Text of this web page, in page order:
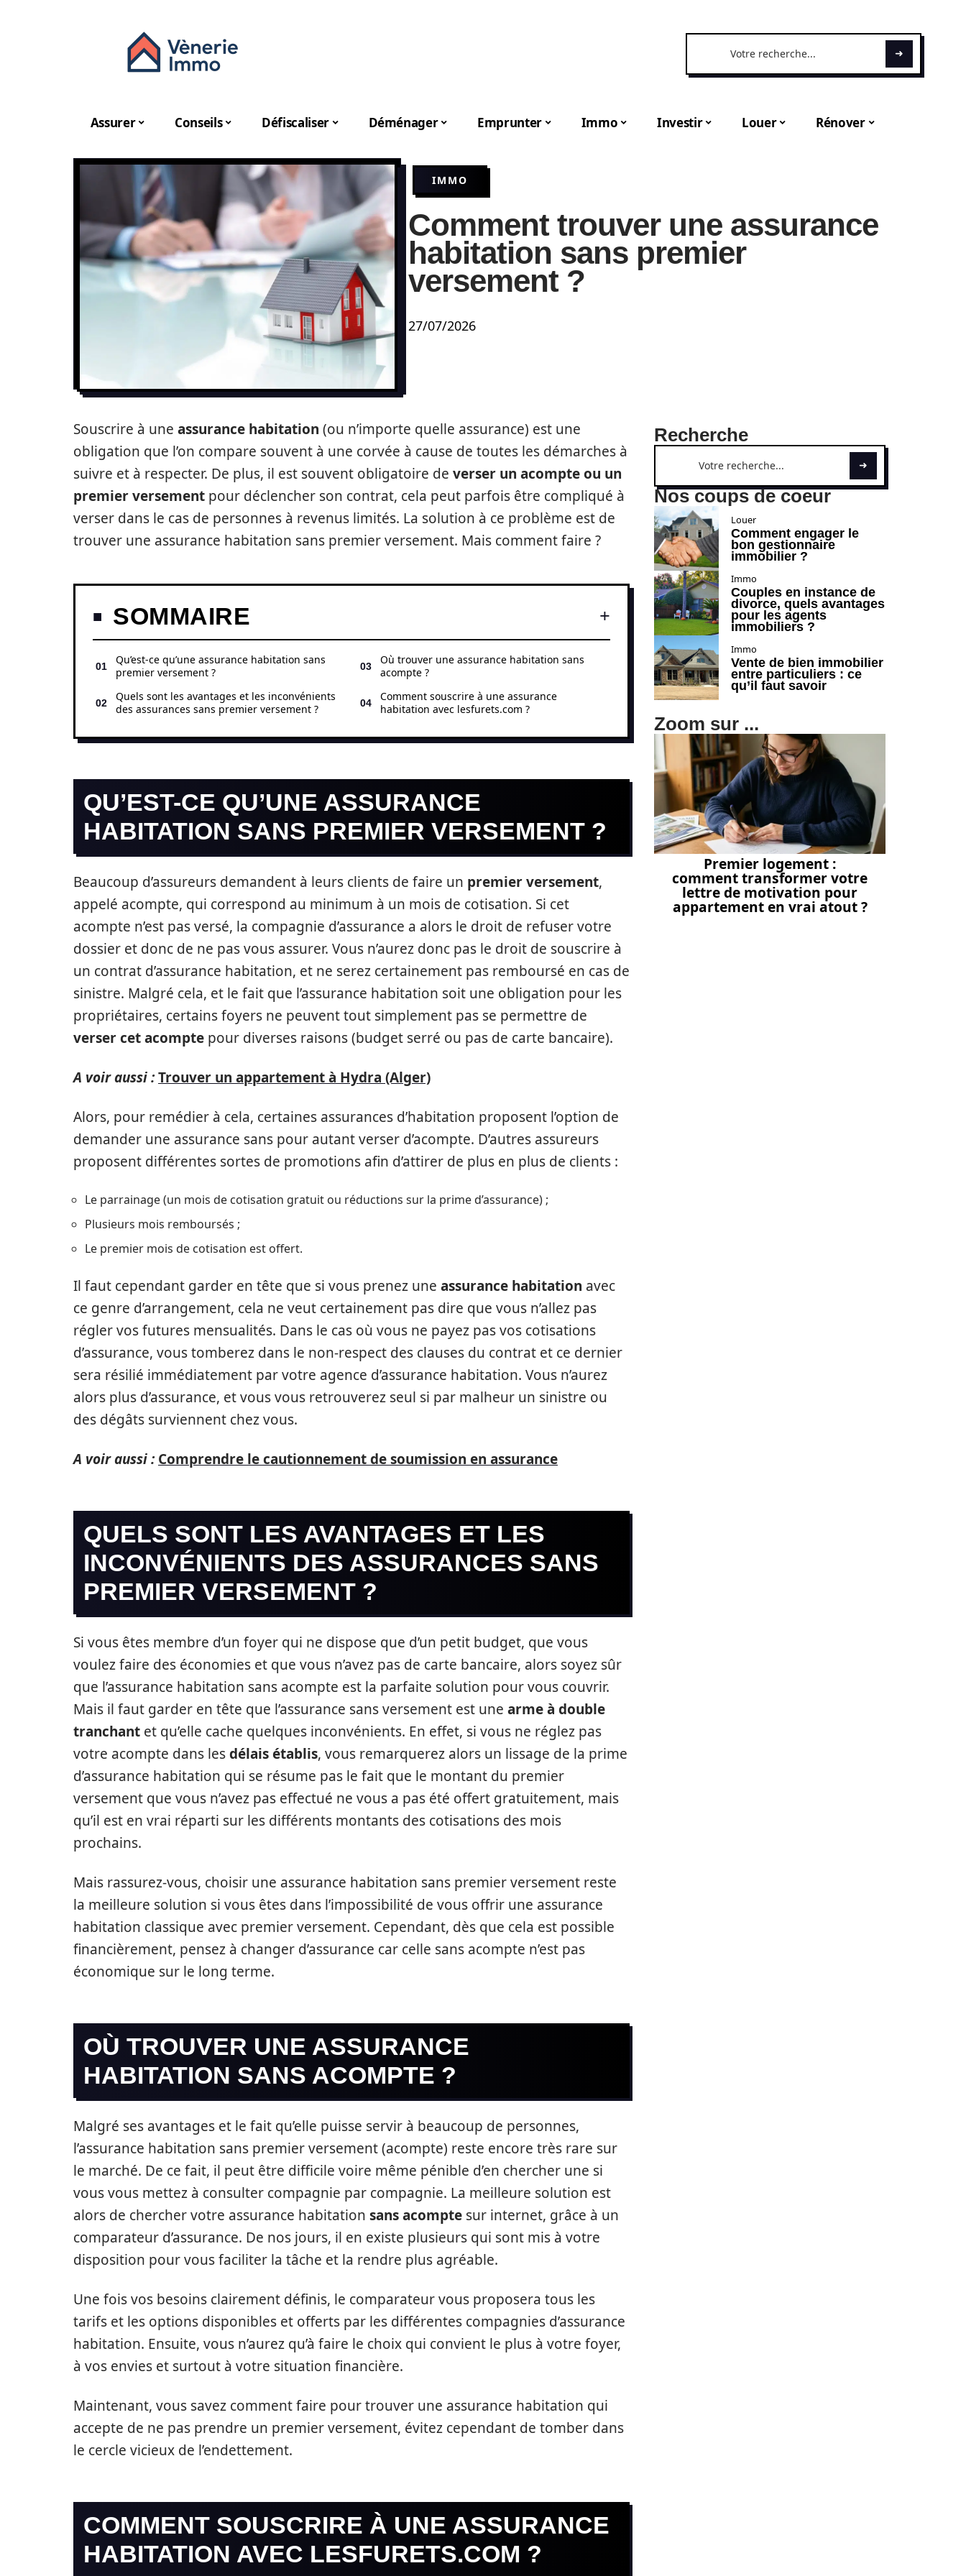
Assurer Conseils Défiscaliser Déménager Emprunter Immo Investir Louer Rénover
IMMO
Comment trouver une assurance
habitation sans premier
versement ?
27/07/2026
Souscrire à une assurance habitation (ou n’importe quelle assurance) est une
obligation que l’on compare souvent à une corvée à cause de toutes les démarches à
suivre et à respecter. De plus, il est souvent obligatoire de verser un acompte ou un
premier versement pour déclencher son contrat, cela peut parfois être compliqué à
verser dans le cas de personnes à revenus limités. La solution à ce problème est de
trouver une assurance habitation sans premier versement. Mais comment faire ?
SOMMAIRE
Qu’est-ce qu’une assurance habitation sans
premier versement ?
Quels sont les avantages et les inconvénients
des assurances sans premier versement ?
Où trouver une assurance habitation sans
acompte ?
Comment souscrire à une assurance
habitation avec lesfurets.com ?
QU’EST-CE QU’UNE ASSURANCE
HABITATION SANS PREMIER VERSEMENT ?
Beaucoup d’assureurs demandent à leurs clients de faire un premier versement,
appelé acompte, qui correspond au minimum à un mois de cotisation. Si cet
acompte n’est pas versé, la compagnie d’assurance a alors le droit de refuser votre
dossier et donc de ne pas vous assurer. Vous n’aurez donc pas le droit de souscrire à
un contrat d’assurance habitation, et ne serez certainement pas remboursé en cas de
sinistre. Malgré cela, et le fait que l’assurance habitation soit une obligation pour les
propriétaires, certains foyers ne peuvent tout simplement pas se permettre de
verser cet acompte pour diverses raisons (budget serré ou pas de carte bancaire).
A voir aussi :Trouver un appartement à Hydra (Alger)
Alors, pour remédier à cela, certaines assurances d’habitation proposent l’option de
demander une assurance sans pour autant verser d’acompte. D’autres assureurs
proposent différentes sortes de promotions afin d’attirer de plus en plus de clients :
Le parrainage (un mois de cotisation gratuit ou réductions sur la prime d’assurance) ;
Plusieurs mois remboursés ;
Le premier mois de cotisation est offert.
Il faut cependant garder en tête que si vous prenez une assurance habitation avec
ce genre d’arrangement, cela ne veut certainement pas dire que vous n’allez pas
régler vos futures mensualités. Dans le cas où vous ne payez pas vos cotisations
d’assurance, vous tomberez dans le non-respect des clauses du contrat et ce dernier
sera résilié immédiatement par votre agence d’assurance habitation. Vous n’aurez
alors plus d’assurance, et vous vous retrouverez seul si par malheur un sinistre ou
des dégâts surviennent chez vous.
A voir aussi : Comprendre le cautionnement de soumission en assurance
QUELS SONT LES AVANTAGES ET LES
INCONVÉNIENTS DES ASSURANCES SANS
PREMIER VERSEMENT ?
Si vous êtes membre d’un foyer qui ne dispose que d’un petit budget, que vous
voulez faire des économies et que vous n’avez pas de carte bancaire, alors soyez sûr
que l’assurance habitation sans acompte est la parfaite solution pour vous couvrir.
Mais il faut garder en tête que l’assurance sans versement est une arme à double
tranchant et qu’elle cache quelques inconvénients. En effet, si vous ne réglez pas
votre acompte dans lesdélais établis, vous remarquerez alors un lissage de la prime
d’assurance habitation qui se résume pas le fait que le montant du premier
versement que vous n’avez pas effectué ne vous a pas été offert gratuitement, mais
qu’il est en vrai réparti sur les différents montants des cotisations des mois
prochains.
Mais rassurez-vous, choisir une assurance habitation sans premier versement reste
la meilleure solution si vous êtes dans l’impossibilité de vous offrir une assurance
habitation classique avec premier versement. Cependant, dès que cela est possible
financièrement, pensez à changer d’assurance car celle sans acompte n’est pas
économique sur le long terme.
OÙ TROUVER UNE ASSURANCE
HABITATION SANS ACOMPTE ?
Malgré ses avantages et le fait qu’elle puisse servir à beaucoup de personnes,
l’assurance habitation sans premier versement (acompte) reste encore très rare sur
le marché. De ce fait, il peut être difficile voire même pénible d’en chercher une si
vous vous mettez à consulter compagnie par compagnie. La meilleure solution est
alors de chercher votre assurance habitation sans acompte sur internet, grâce à un
comparateur d’assurance. De nos jours, il en existe plusieurs qui sont mis à votre
disposition pour vous faciliter la tâche et la rendre plus agréable.
Une fois vos besoins clairement définis, le comparateur vous proposera tous les
tarifs et les options disponibles et offerts par les différentes compagnies d’assurance
habitation. Ensuite, vous n’aurez qu’à faire le choix qui convient le plus à votre foyer,
à vos envies et surtout à votre situation financière.
Maintenant, vous savez comment faire pour trouver une assurance habitation qui
accepte de ne pas prendre un premier versement, évitez cependant de tomber dans
le cercle vicieux de l’endettement.
COMMENT SOUSCRIRE À UNE ASSURANCE
HABITATION AVEC LESFURETS.COM ?
Recherche
Nos coups de coeur
Louer
Comment engager le
bon gestionnaire
immobilier ?
Immo
Couples en instance de
divorce, quels avantages
pour les agents
immobiliers ?
Immo
Vente de bien immobilier
entre particuliers : ce
qu’il faut savoir
Zoom sur ...
Premier logement :
comment transformer votre
lettre de motivation pour
appartement en vrai atout ?